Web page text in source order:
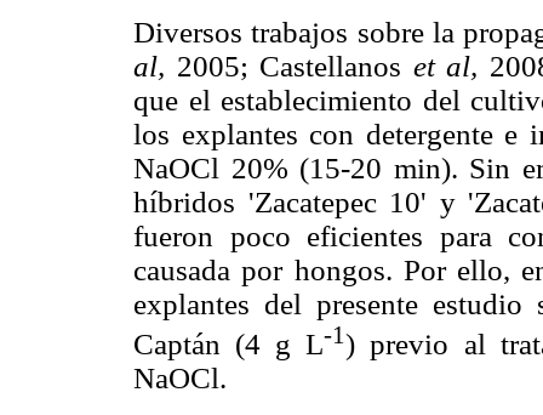
Diversos trabajos sobre la
al, 2005; Castellanos et al,
que el establecimiento del
los explantes con detergente
NaOCl 20% (15-20 min). Sin
híbridos 'Zacatepec 10' y
fueron poco eficientes para
causada por hongos. Por ello,
explantes del presente
Captán (4 g L-1) previo al
NaOCl.